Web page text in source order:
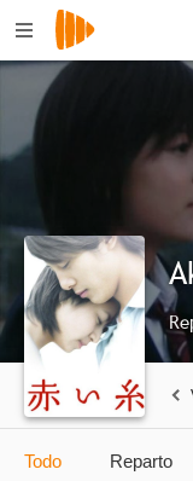
Todo Reparto